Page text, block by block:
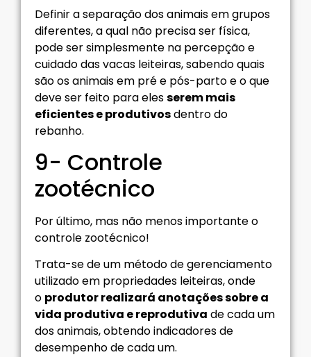
Definir a separação dos animais em grupos
diferentes, a qual não precisa ser física,
pode ser simplesmente na percepção e
cuidado das vacas leiteiras, sabendo quais
são os animais em pré e pós-parto e o que
deve ser feito para elesserem mais
eficientes e produtivosdentro do
rebanho.
9- Controle
zootécnico
Por último, mas não menos importante o
controle zootécnico!
Trata-se de um método de gerenciamento
utilizado em propriedades leiteiras, onde
o produtor realizará anotações sobre a
vida produtiva e reprodutiva de cada um
dos animais, obtendo indicadores de
desempenho de cada um.